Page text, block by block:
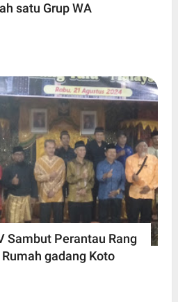
satu Grup WA
Sambut Perantau Rang
gadang Koto